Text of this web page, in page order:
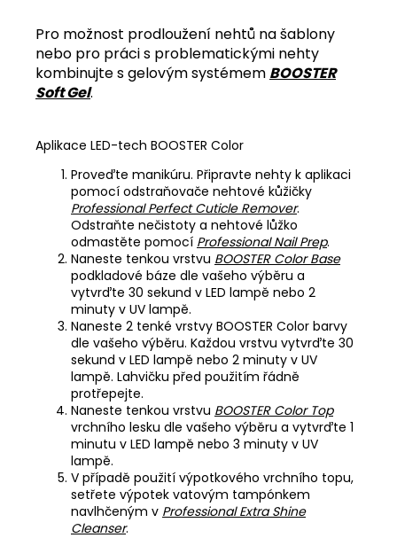
Pro možnost prodloužení nehtů na šablony
nebo pro práci s problematickými nehty
kombinujte s gelovým systémem BOOSTER
Soft Gel.
Aplikace LED-tech BOOSTER Color
Proveďte manikúru. Připravte nehty k aplikaci
pomocí odstraňovače nehtové kůžičky
Professional Perfect Cuticle Remover.
Odstraňte nečistoty a nehtové lůžko
odmastěte pomocí Professional Nail Prep.
Naneste tenkou vrstvu BOOSTER Color Base
podkladové báze dle vašeho výběru a
vytvrďte 30 sekund v LED lampě nebo 2
minuty v UV lampě.
Naneste 2 tenké vrstvy BOOSTER Color barvy
dle vašeho výběru. Každou vrstvu vytvrďte 30
sekund v LED lampě nebo 2 minuty v UV
lampě. Lahvičku před použitím řádně
protřepejte.
Naneste tenkou vrstvu BOOSTER Color Top
vrchního lesku dle vašeho výběru a vytvrďte 1
minutu v LED lampě nebo 3 minuty v UV
lampě.
V případě použití výpotkového vrchního topu,
setřete výpotek vatovým tampónkem
navlhčeným v Professional Extra Shine
Cleanser.